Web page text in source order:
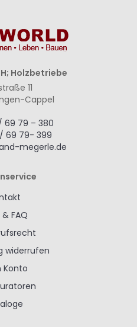
Holzbetriebe
11
Cappel
69 79 – 380
69 79- 399
megerle.de
FAQ
widerrufen
Konto